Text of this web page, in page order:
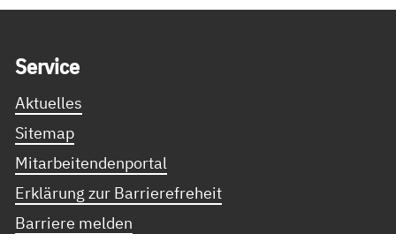
Ser­vice
Aktuelles
Sitemap
Mitarbeitendenportal
Erklärung zur Barrierefreheit
Barriere melden